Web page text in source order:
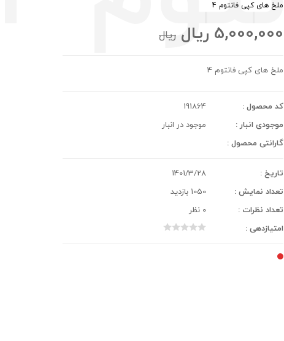
ملخ های کپی فانتوم 4
5,000,000 ریال ریال
ملخ های کپی فانتوم 4
کد محصول :
191864
موجودی انبار :
موجود در انبار
گارانتی محصول :
تاریخ :
1401/3/28
تعداد نمایش :
1050 بازدید
تعداد نظرات :
0 نظر
امتیازدهی :